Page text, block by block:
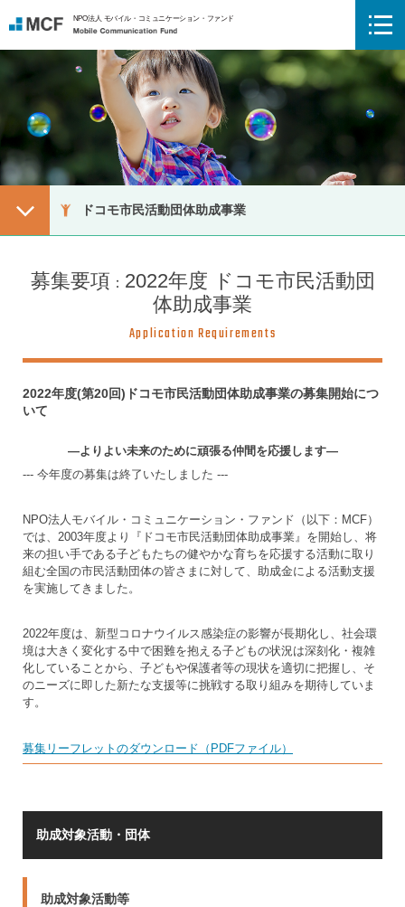
NPO法人 モバイル・コミュニケーション・ファンド
ドコモ市民活動団体助成事業
募集要項
2022年度 ドコモ市民活動団
体助成事業
Application Requirements
2022年度(第20回)ドコモ市民活動団体助成事業の募集開始につ
いて
―よりよい未来のために頑張る仲間を応援します―
--- 今年度の募集は終了いたしました ---
NPO法人モバイル・コミュニケーション・ファンド（以下：MCF）
では、2003年度より『ドコモ市民活動団体助成事業』を開始し、将
来の担い手である子どもたちの健やかな育ちを応援する活動に取り
組む全国の市民活動団体の皆さまに対して、助成金による活動支援
を実施してきました。
2022年度は、新型コロナウイルス感染症の影響が長期化し、社会環
境は大きく変化する中で困難を抱える子どもの状況は深刻化・複雑
化していることから、子どもや保護者等の現状を適切に把握し、そ
のニーズに即した新たな支援等に挑戦する取り組みを期待していま
す。
募集リーフレットのダウンロード（PDFファイル）
助成対象活動・団体
助成対象活動等